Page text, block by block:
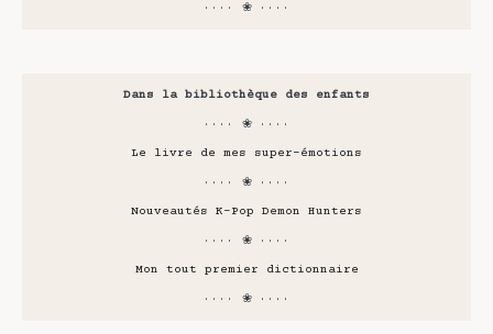
···· ❀ ····
Dans la bibliothèque des enfants
···· ❀ ····
Le livre de mes super-émotions
···· ❀ ····
Nouveautés K-Pop Demon Hunters
···· ❀ ····
Mon tout premier dictionnaire
···· ❀ ····